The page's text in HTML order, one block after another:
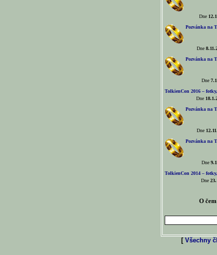
Dne
Pozvánka na
Dne
Pozvánka na
Dne
TolkienCon 2016 –
Dne
Pozvánka na
Dne
Pozvánka na
Dne
TolkienCon 2014 –
Dne
O
[ Všechny